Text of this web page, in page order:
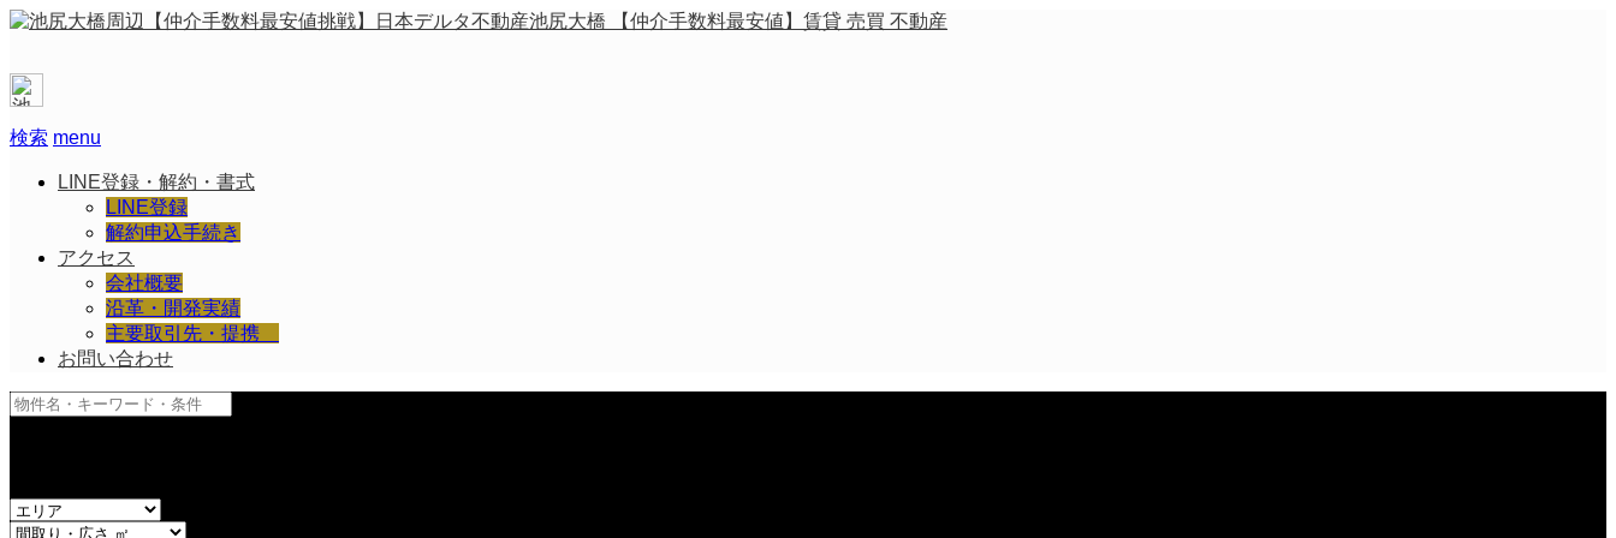
池尻大橋 【仲介手数料最安値】賃貸 売買 不動産
検索 menu
LINE登録・解約・書式
LINE登録
解約申込手続き
アクセス
会社概要
沿革・開発実績
主要取引先・提携
お問い合わせ